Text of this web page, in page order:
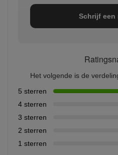
Schrijf een
Het volgende is de
5 sterren
4 sterren
3 sterren
2 sterren
1 sterren